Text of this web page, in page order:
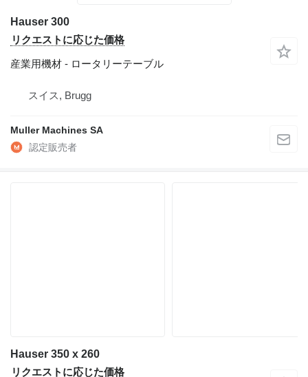
Hauser 300
リクエストに応じた価格
産業用機材 - ロータリーテーブル
スイス, Brugg
Muller Machines SA
Hauser 350 x 260
リクエストに応じた価格